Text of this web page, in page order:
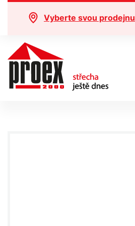
Vyberte svou prodejnu